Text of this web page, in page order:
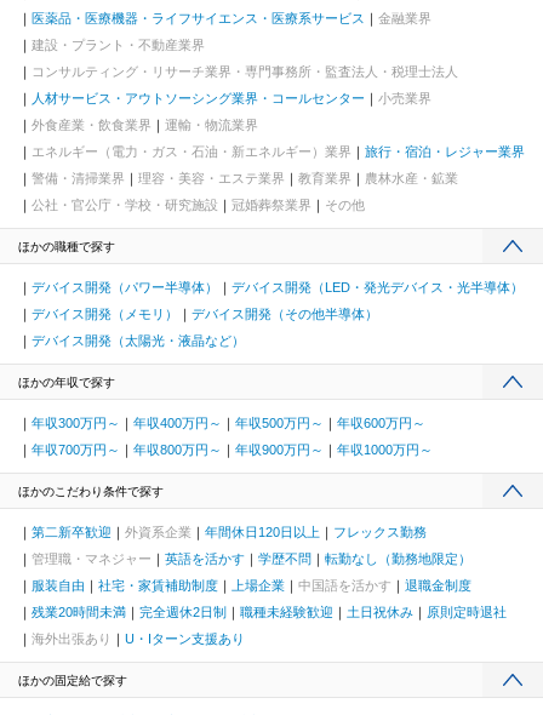
医薬品・医療機器・ライフサイエンス・医療系サービス
金融業界
建設・プラント・不動産業界
コンサルティング・リサーチ業界・専門事務所・監査法人・税理士法人
人材サービス・アウトソーシング業界・コールセンター
小売業界
外食産業・飲食業界
運輸・物流業界
エネルギー（電力・ガス・石油・新エネルギー）業界
旅行・宿泊・レジャー業界
警備・清掃業界
理容・美容・エステ業界 教育業界
農林水産・鉱業
公社・官公庁・学校・研究施設
冠婚葬祭業界 その他
ほかの職種で探す
デバイス開発（パワー半導体）
デバイス開発（LED・発光デバイス・光半導体）
デバイス開発（メモリ）
デバイス開発（その他半導体）
デバイス開発（太陽光・液晶など）
ほかの年収で探す
年収300万円～ 年収400万円～ 年収500万円～
年収600万円～
年収700万円～
年収800万円～ 年収900万円～ 年収1000万円～
ほかのこだわり条件で探す
第二新卒歓迎 外資系企業 年間休日120日以上
フレックス勤務
管理職・マネジャー
英語を活かす 学歴不問
転勤なし（勤務地限定）
服装自由
社宅・家賃補助制度 上場企業 中国語を活かす
退職金制度
残業20時間未満
完全週休2日制 職種未経験歓迎 土日祝休み
原則定時退社
海外出張あり
U・Iターン支援あり
ほかの固定給で探す